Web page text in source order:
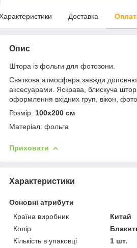
Доставка
Опис
Штора із фольги для фотозони.
Святкова атмосфера завжди
аксесуарами. Яскрава, блискуча
оформлення вхідних груп, вікон,
Розмір: 100х200 см
Матеріал: фольга
Приховати
Характеристики
Основні атрибути
Країна виробник
Китай
Колір
Кількість в упаковці
1 шт.